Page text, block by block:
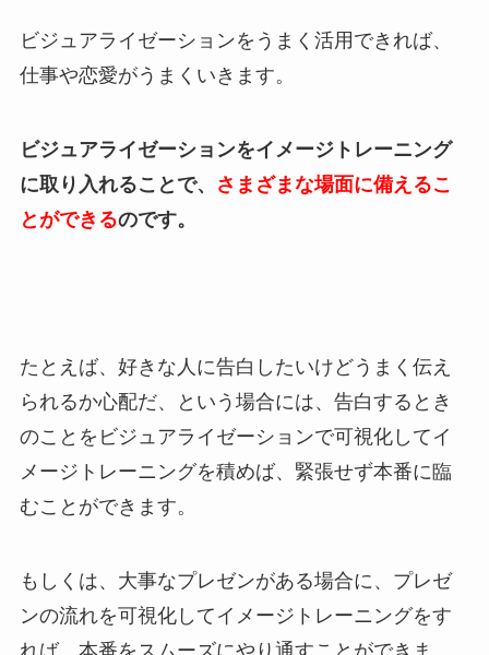
ビジュアライゼーションをうまく活用できれば、
仕事や恋愛がうまくいきます。
ビジュアライゼーションをイメージトレーニング
に取り入れることで、
さまざまな場面に備えるこ
とができるのです。
たとえば、好きな人に告白したいけどうまく伝え
られるか心配だ、という場合には、告白するとき
のことをビジュアライゼーションで可視化してイ
メージトレーニングを積めば、緊張せず本番に臨
むことができます。
もしくは、大事なプレゼンがある場合に、プレゼ
ンの流れを可視化してイメージトレーニングをす